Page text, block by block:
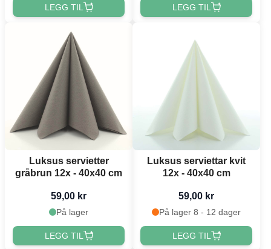
LEGG TIL LEGG TIL
Luksus servietter
gråbrun 12x - 40x40 cm
59,00 kr
På lager
LEGG TIL
Luksus serviettar kvit
12x - 40x40 cm
59,00 kr
På lager 8 - 12 dager
LEGG TIL